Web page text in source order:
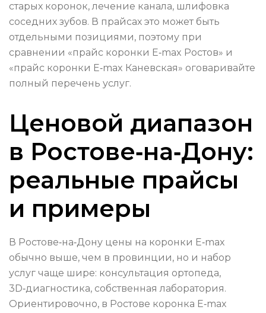
старых коронок, лечение канала, шлифовка
соседних зубов. В прайсах это может быть
отдельными позициями, поэтому при
сравнении «прайс коронки E‑max Ростов» и
«прайс коронки E‑max Каневская» оговаривайте
полный перечень услуг.
Ценовой диапазон
в Ростове‑на‑Дону:
реальные прайсы
и примеры
В Ростове‑на‑Дону цены на коронки E‑max
обычно выше, чем в провинции, но и набор
услуг чаще шире: консультация ортопеда,
3D‑диагностика, собственная лаборатория.
Ориентировочно, в Ростове коронка E‑max